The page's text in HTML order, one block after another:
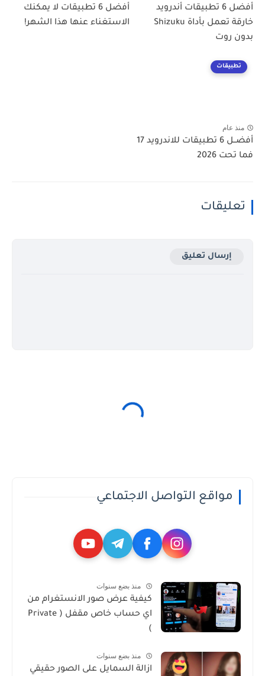
أفضل 6 تطبيقات أندرويد
خارقة تعمل بأداة Shizuku
بدون روت
أفضل 6 تطبيقات لا يمكنك
الاستغناء عنها هذا الشهر!
تطبيقات
منذ عام
أفضــل 6 تطبيقات للاندرويد 17
فما تحت 2026
تعليقات
إرسال تعليق
مواقع التواصل الاجتماعي
منذ بضع سنوات
كيفية عرض صور الانستغرام من
اي حساب خاص مقفل ( Private
)
منذ بضع سنوات
ازالة السمايل على الصور حقيقي